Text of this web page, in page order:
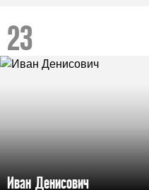
Иван Денисович